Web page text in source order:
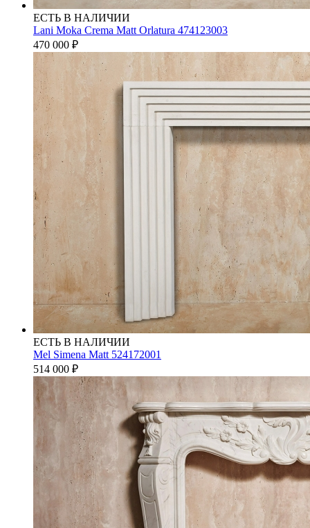
ЕСТЬ В НАЛИЧИИ
Lani Moka Crema Matt Orlatura 474123003
470 000 ₽
ЕСТЬ В НАЛИЧИИ
Mel Simena Matt 524172001
514 000 ₽